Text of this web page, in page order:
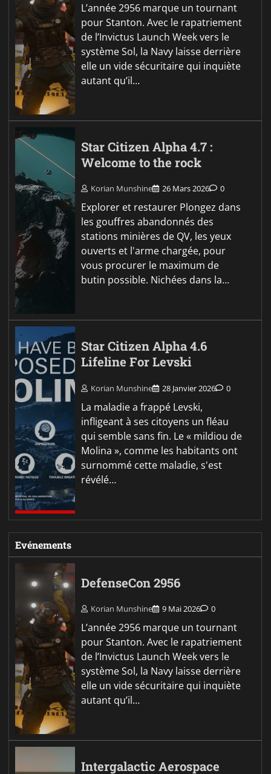
L’année 2956 marque un tournant
pour Stanton. Avec le rapatriement
de l’Invictus Launch Week vers le
système Sol, la Navy laisse derrière
elle un vide sécuritaire qui inquiète
autant qu’il…
Star Citizen Alpha 4.7 :
Welcome to the rock
Korian Munshine 26 Mars 2026 0
Explorer et restaurer Plongez dans
les gouffres abandonnés des
stations minières de QV, les yeux
ouverts et l'arme chargée, pour
vous procurer le maximum de
butin possible. Nichées dans la…
Star Citizen Alpha 4.6
Lifeline For Levski
Korian Munshine 28 Janvier 2026 0
La maladie a frappé Levski,
infligeant à ses citoyens un fléau
qui semble sans fin. Le « mildiou de
Molina », comme les habitants ont
surnommé cette maladie, s'est
révélé…
Evénements
DefenseCon 2956
Korian Munshine 9 Mai 2026 0
L’année 2956 marque un tournant
pour Stanton. Avec le rapatriement
de l’Invictus Launch Week vers le
système Sol, la Navy laisse derrière
elle un vide sécuritaire qui inquiète
autant qu’il…
Intergalactic Aerospace